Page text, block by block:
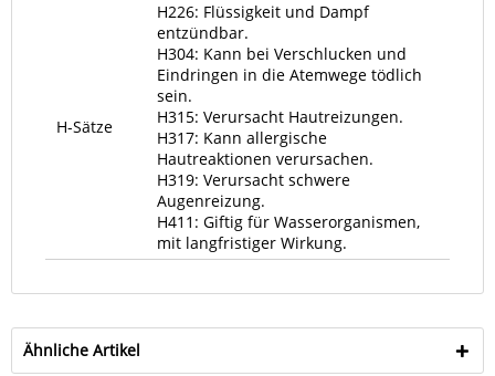
H-Sätze
H226: Flüssigkeit und Dampf
entzündbar.
H304: Kann bei Verschlucken und
Eindringen in die Atemwege tödlich
sein.
H315: Verursacht Hautreizungen.
H317: Kann allergische
Hautreaktionen verursachen.
H319: Verursacht schwere
Augenreizung.
H411: Giftig für Wasserorganismen,
mit langfristiger Wirkung.
Ähnliche Artikel